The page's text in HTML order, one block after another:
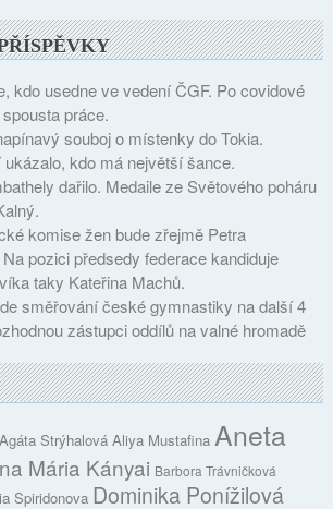
kdo usedne ve vedení ČGF. Po covidové
práce.
souboj o místenky do Tokia.
kdo má největší šance.
dařilo. Medaile ze Světového poháru
komise žen bude zřejmě Petra
pozici předsedy federace kandiduje
taky Kateřina Machů.
směřování české gymnastiky na další 4
zástupci oddílů na valné hromadě
Agáta Strýhalová Aliya Mustafina Aneta
Mária Kányai Barbora Trávničková
Spiridonova Dominika Ponížilová